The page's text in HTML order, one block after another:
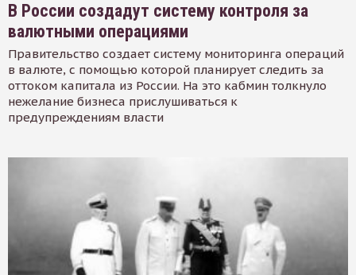
В России создадут систему контроля за
валютными операциями
Правительство создает систему мониторинга операций
в валюте, с помощью которой планирует следить за
оттоком капитала из России. На это кабмин толкнуло
нежелание бизнеса прислушиваться к
предупреждениям власти